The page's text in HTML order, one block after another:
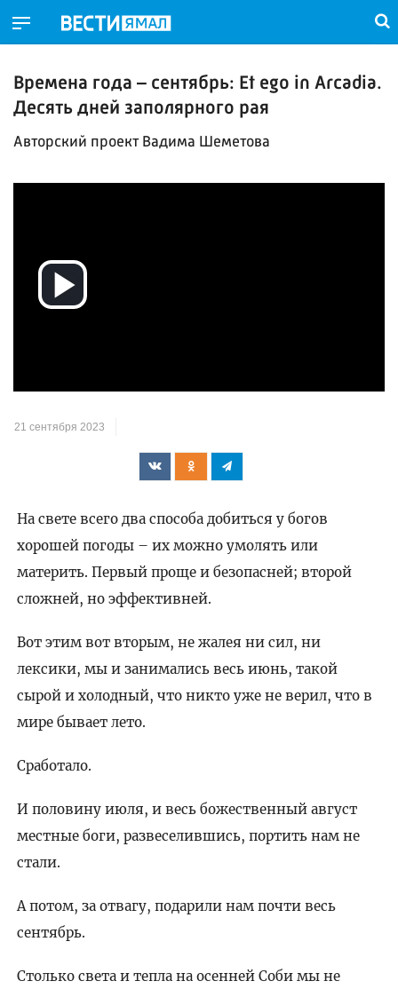
Времена года – сентябрь: Et ego in Arcadia.
Десять дней заполярного рая
Авторский проект Вадима Шеметова
Воспроизвести
видео
21 сентября 2023
На свете всего два способа добиться у богов
хорошей погоды – их можно умолять или
материть. Первый проще и безопасней; второй
сложней, но эффективней.
Вот этим вот вторым, не жалея ни сил, ни
лексики, мы и занимались весь июнь, такой
сырой и холодный, что никто уже не верил, что в
мире бывает лето.
Сработало.
И половину июля, и весь божественный август
местные боги, развеселившись, портить нам не
стали.
А потом, за отвагу, подарили нам почти весь
сентябрь.
Столько света и тепла на осенней Соби мы не